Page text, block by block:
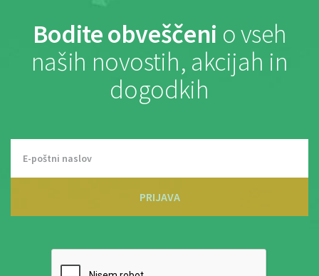
Bodite obveščeni o vseh
naših novostih, akcijah in
dogodkih
PRIJAVA